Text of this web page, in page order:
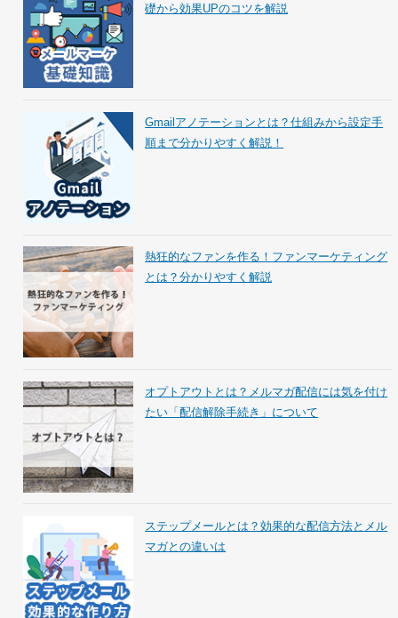
礎から効果UPのコツを解説
Gmailアノテーションとは？仕組みから設定手
順まで分かりやすく解説！
熱狂的なファンを作る！ファンマーケティング
とは？分かりやすく解説
オプトアウトとは？メルマガ配信には気を付け
たい「配信解除手続き」について
ステップメールとは？効果的な配信方法とメル
マガとの違いは